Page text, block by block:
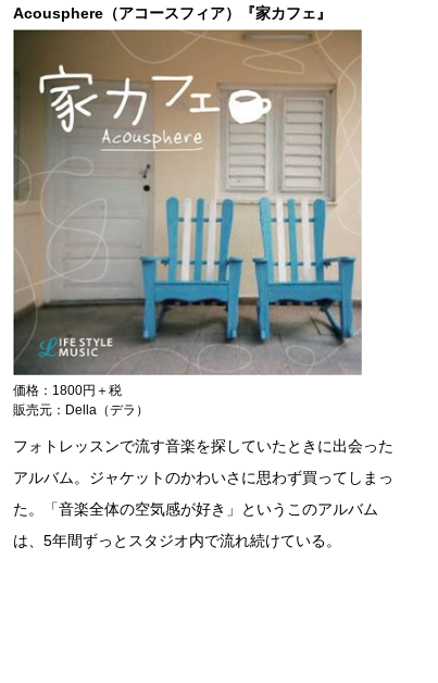
Acousphere（アコースフィア）『家カフェ』
価格：1800円＋税
販売元：Della（デラ）
フォトレッスンで流す音楽を探していたときに出会った
アルバム。ジャケットのかわいさに思わず買ってしまっ
た。「音楽全体の空気感が好き」というこのアルバム
は、5年間ずっとスタジオ内で流れ続けている。